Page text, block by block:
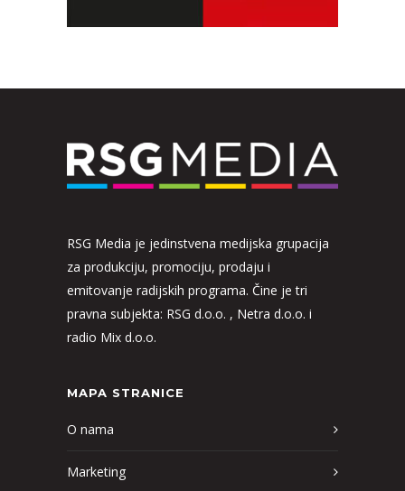
RSG Media je jedinstvena medijska grupacija
za produkciju, promociju, prodaju i
emitovanje radijskih programa. Čine je tri
pravna subjekta: RSG d.o.o. , Netra d.o.o. i
radio Mix d.o.o.
MAPA STRANICE
O nama
Marketing